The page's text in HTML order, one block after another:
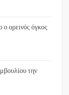
ορεινός όγκος
την